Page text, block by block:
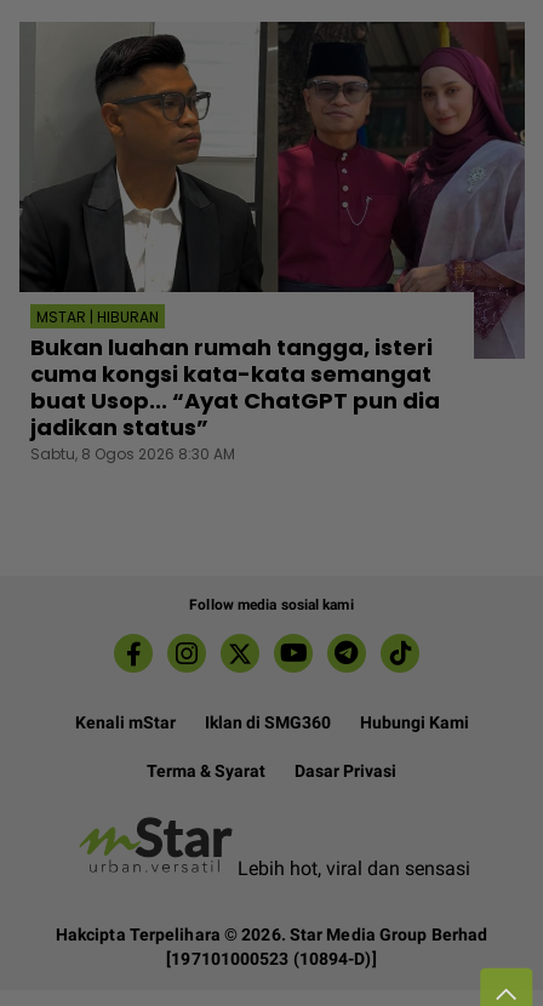
MSTAR | HIBURAN
Bukan luahan rumah tangga, isteri
cuma kongsi kata-kata semangat
buat Usop... “Ayat ChatGPT pun dia
jadikan status”
Sabtu, 8 Ogos 2026 8:30 AM
Follow media sosial kami
Kenali mStar Iklan di SMG360 Hubungi Kami
Terma & Syarat Dasar Privasi
Lebih hot, viral dan sensasi
Hakcipta Terpelihara ©2026. Star Media Group Berhad
[197101000523 (10894-D)]